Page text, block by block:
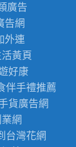
廣告
告網
外連
黃頁
好康
伴手禮推薦
貨廣告網
網
台灣花網